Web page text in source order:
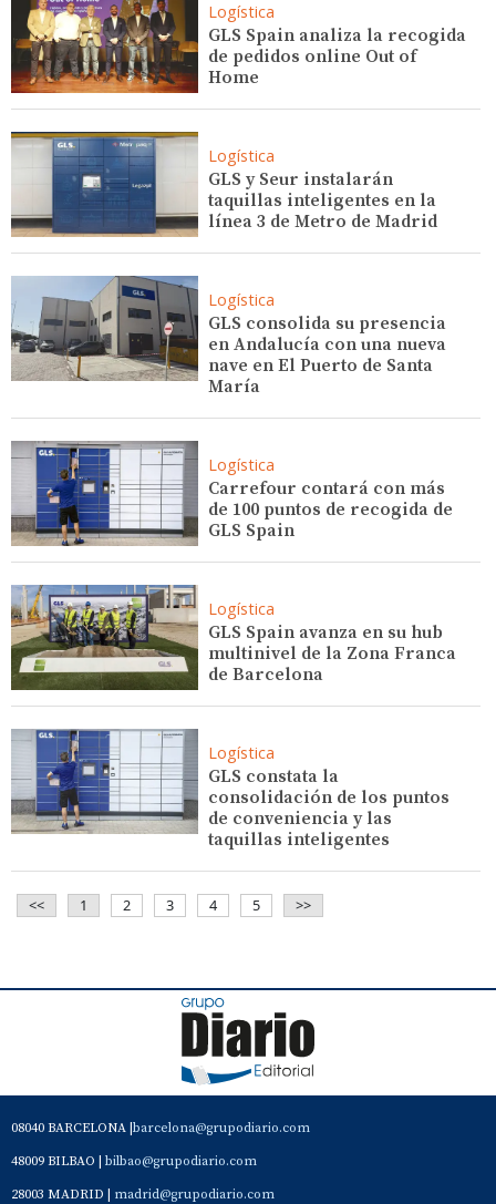
Logística
GLS Spain analiza la recogida
de pedidos online Out of
Home
Logística
GLS y Seur instalarán
taquillas inteligentes en la
línea 3 de Metro de Madrid
Logística
GLS consolida su presencia
en Andalucía con una nueva
nave en El Puerto de Santa
María
Logística
Carrefour contará con más
de 100 puntos de recogida de
GLS Spain
Logística
GLS Spain avanza en su hub
multinivel de la Zona Franca
de Barcelona
Logística
GLS constata la
consolidación de los puntos
de conveniencia y las
taquillas inteligentes
<< 1 2 3 4 5 >>
08040 BARCELONA | barcelona@grupodiario.com
48009 BILBAO | bilbao@grupodiario.com
28003 MADRID | madrid@grupodiario.com